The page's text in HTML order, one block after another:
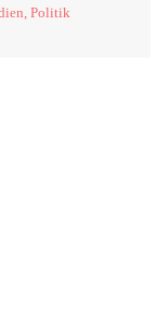
Politik